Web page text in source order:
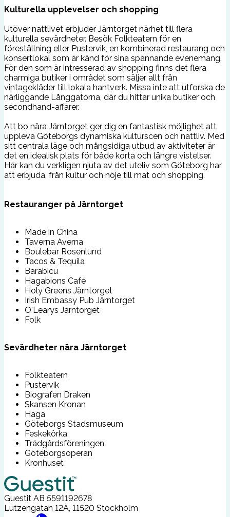
Kulturella upplevelser och shopping
Utöver nattlivet erbjuder Järntorget närhet till flera
kulturella sevärdheter. Besök Folkteatern för en
föreställning eller Pustervik, en kombinerad restaurang och
konsertlokal som är känd för sina spännande evenemang.
För den som är intresserad av shopping finns det flera
charmiga butiker i området som säljer allt från
vintagekläder till lokala hantverk. Missa inte att utforska de
närliggande Långgatorna, där du hittar unika butiker och
secondhand-affärer.
Att bo nära Järntorget ger dig en fantastisk möjlighet att
uppleva Göteborgs dynamiska kulturscen och nattliv. Med
sitt centrala läge och mångsidiga utbud av aktiviteter är
det en idealisk plats för både korta och längre vistelser.
Här kan du verkligen njuta av det uteliv som Göteborg har
att erbjuda, från kultur och nöje till mat och shopping.
Restauranger på Järntorget
Made in China
Taverna Averna
Boulebar Rosenlund
Tacos & Tequila
Barabicu
Hagabions Café
Holy Greens Järntorget
Irish Embassy Pub Järntorget
O'Learys Järntorget
Folk
Sevärdheter nära Järntorget
Folkteatern
Pustervik
Biografen Draken
Skansen Kronan
Haga
Göteborgs Stadsmuseum
Feskekôrka
Trädgårdsföreningen
Göteborgsoperan
Kronhuset
Guestit AB 5591192678
Lützengatan 12A, 11520 Stockholm